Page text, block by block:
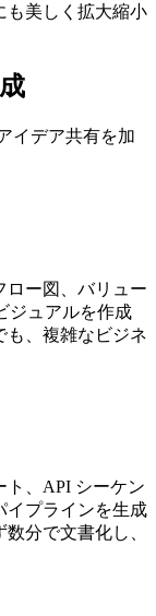
も美しく拡大縮小
イデア共有を加
ロー図、バリュー
ジュアルを作成
も、複雑なビジネ
ト、API シーケン
イプラインを生成
分で文書化し、